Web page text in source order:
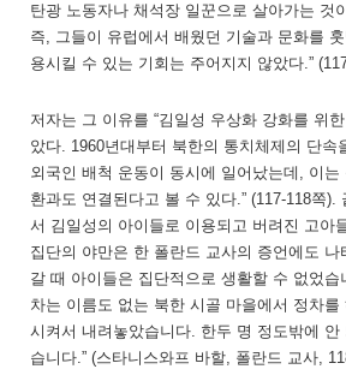
탄광 노동자나 채석장 일꾼으로 살아가는 것
즉, 그들이 유럽에서 배웠던 기술과 문화를
용시킬 수 있는 기회는 주어지지 않았다.”
저자는 그 이유를 “김일성 우상화 강화를 위
았다. 1960년대부터 북한의 통치체제의 단속
외국인 배척 운동이 동시에 일어났는데, 이
환과도 연결된다고 볼 수 있다.” (117-118쪽).
서 김일성의 아이들로 이용되고 버려진 고아
집단의 야만은 한 폴란드 교사의 증언에도 나
갈 때 아이들은 집단적으로 생활할 수 없었습
차는 이름도 없는 북한 시골 마을에서 정차
시켜서 내려놓았습니다. 한두 명 정도밖에 안
습니다.” (스타니스와프 바할, 폴란드 교사,